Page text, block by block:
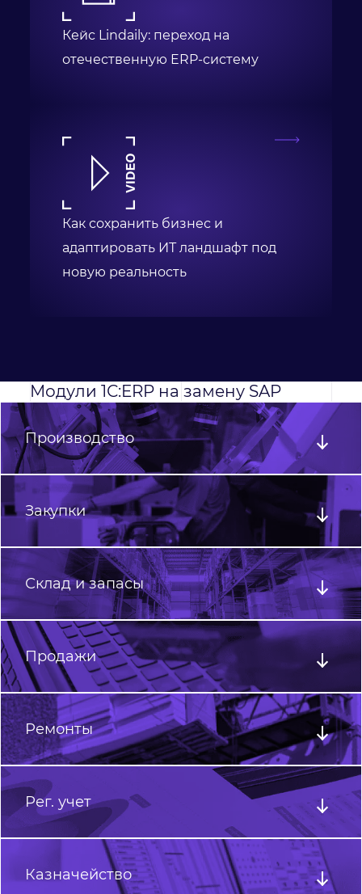
Кейс Lindaily: переход на
отечественную ERP-систему
Как сохранить бизнес и
адаптировать ИТ ландшафт под
новую реальность
Модули 1С:ERP на замену SAP
Производство
Закупки
Склад и запасы
Продажи
Ремонты
Рег. учет
Казначейство